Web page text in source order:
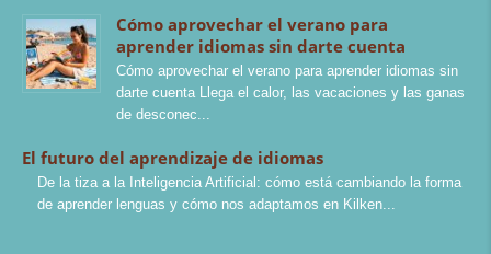
Cómo aprovechar el verano para
aprender idiomas sin darte cuenta
Cómo aprovechar el verano para aprender idiomas sin
darte cuenta Llega el calor, las vacaciones y las ganas
de desconec
El futuro del aprendizaje de idiomas
De la tiza a la Inteligencia Artificial: cómo está cambiando la forma
de aprender lenguas y cómo nos adaptamos en Kilken